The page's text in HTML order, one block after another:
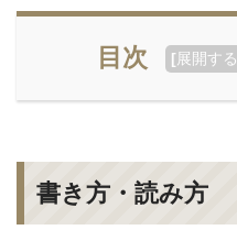
目次 [展開する
書き方・読み方